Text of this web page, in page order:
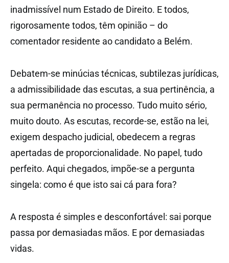
inadmissível num Estado de Direito. E todos,
rigorosamente todos, têm opinião – do
comentador residente ao candidato a Belém.
Debatem-se minúcias técnicas, subtilezas jurídicas,
a admissibilidade das escutas, a sua pertinência, a
sua permanência no processo. Tudo muito sério,
muito douto. As escutas, recorde-se, estão na lei,
exigem despacho judicial, obedecem a regras
apertadas de proporcionalidade. No papel, tudo
perfeito. Aqui chegados, impõe-se a pergunta
singela: como é que isto sai cá para fora?
A resposta é simples e desconfortável: sai porque
passa por demasiadas mãos. E por demasiadas
vidas.